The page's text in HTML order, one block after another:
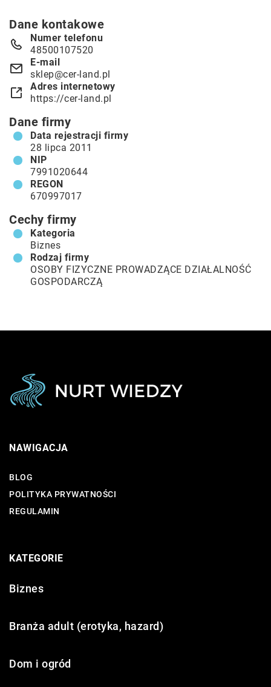
Dane kontakowe
Numer telefonu
48500107520
E-mail
sklep@cer-land.pl
Adres internetowy
https://cer-land.pl
Dane firmy
Data rejestracji firmy
28 lipca 2011
NIP
7991020644
REGON
670997017
Cechy firmy
Kategoria
Biznes
Rodzaj firmy
OSOBY FIZYCZNE PROWADZĄCE DZIAŁALNOŚĆ
GOSPODARCZĄ
NAWIGACJA
BLOG
POLITYKA PRYWATNOŚCI
REGULAMIN
KATEGORIE
Biznes
Branża adult (erotyka, hazard)
Dom i ogród